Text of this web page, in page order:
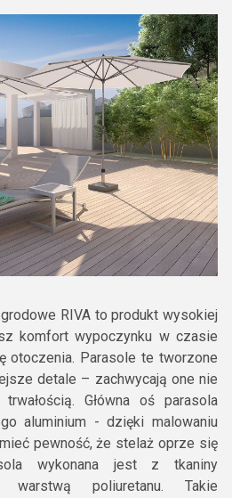
RIVA to produkt wysokiej
komfort wypoczynku w czasie
otoczenia. Parasole te tworzone
detale – zachwycają one nie
Główna oś parasola
aluminium - dzięki malowaniu
pewność, że stelaż oprze się
wykonana jest z tkaniny
warstwą poliuretanu. Takie